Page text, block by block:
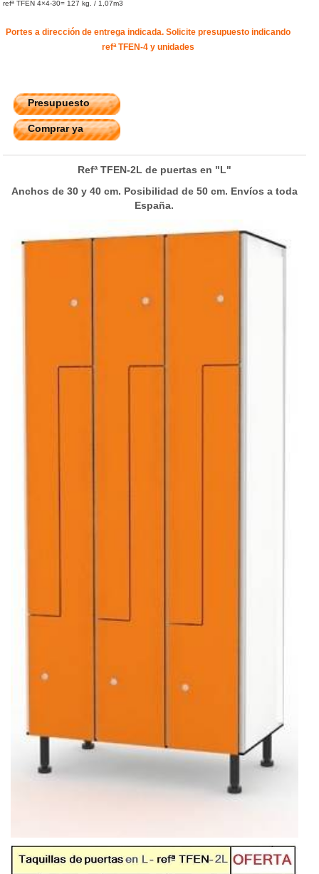
refª TFEN 4×4-30= 127 kg. / 1,07m3
Portes a dirección de entrega indicada. Solicite presupuesto indicando
refª TFEN-4 y unidades
Presupuesto
Comprar ya
Refª TFEN-2L de puertas en "L"
Anchos de 30 y 40 cm. Posibilidad de 50 cm. Envíos a toda
España.